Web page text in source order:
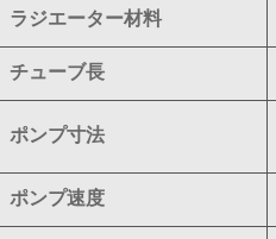
ラジエーター材料
チューブ長
ポンプ寸法
ポンプ速度